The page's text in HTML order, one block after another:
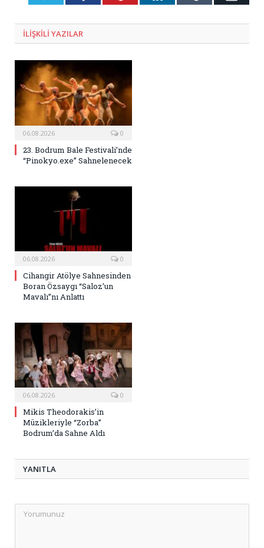
ILIŞKILI YAZILAR
06.08.2026 0
23. Bodrum Bale Festivali’nde
“Pinokyo.exe” Sahnelenecek
06.08.2026 0
Cihangir Atölye Sahnesinden
Boran Özsaygı “Saloz’un
Mavalı”nı Anlattı
06.08.2026 0
Mikis Theodorakis’in
Müzikleriyle “Zorba”
Bodrum’da Sahne Aldı
YANITLA